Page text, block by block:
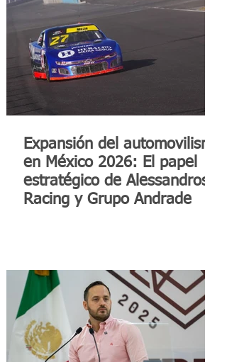
Expansión del automovilismo
en México 2026: El papel
estratégico de Alessandros
Racing y Grupo Andrade